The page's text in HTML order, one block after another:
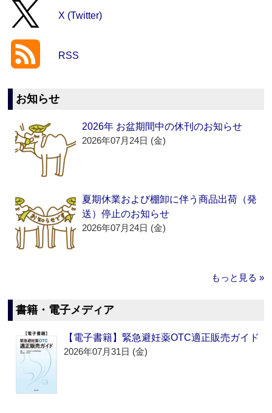
X (Twitter)
RSS
お知らせ
2026年 お盆期間中の休刊のお知らせ
2026年07月24日 (金)
夏期休業および棚卸に伴う商品出荷（発
送）停止のお知らせ
2026年07月24日 (金)
もっと見る »
書籍・電子メディア
【電子書籍】緊急避妊薬OTC適正販売ガイド
2026年07月31日 (金)